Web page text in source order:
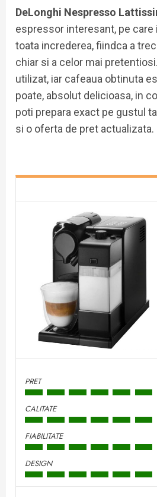
DeLonghi Nespresso
espressor interesant, pe
toata increderea, fiindca a
chiar si a celor mai
utilizat, iar cafeaua obtinuta
poate, absolut delicioasa, in
poti prepara exact pe gustul
si o oferta de pret actualizata.
PRET
CALITATE
FIABILITATE
DESIGN